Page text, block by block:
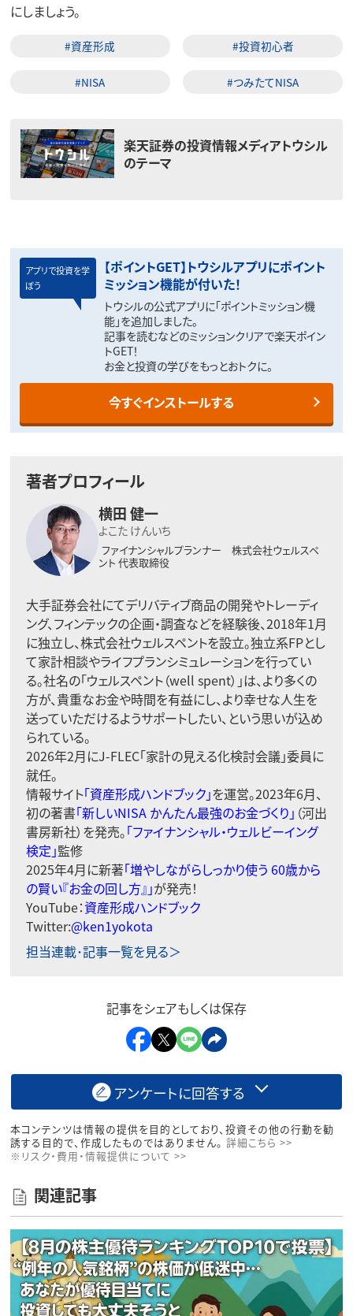
にしましょう。
#資産形成 #投資初心者
#NISA #つみたてNISA
楽天証券の投資情報メディアトウシル
のテーマ
アプリで投資を学
ぼう
【ポイントGET】トウシルアプリにポイント
ミッション機能が付いた！
トウシルの公式アプリに「ポイントミッション機
能」を追加しました。
記事を読むなどのミッションクリアで楽天ポイン
トGET！
お金と投資の学びをもっとおトクに。
今すぐインストールする
著者プロフィール
横田 健一
よこた けんいち
ファイナンシャルプランナー 株式会社ウェルスペ
ント 代表取締役
大手証券会社にてデリバティブ商品の開発やトレーディ
ング、フィンテックの企画・調査などを経験後、2018年1月
に独立し、株式会社ウェルスペントを設立。独立系FPとし
て家計相談やライフプランシミュレーションを行ってい
る。社名の「ウェルスペント（well spent）」は、より多くの
方が、貴重なお金や時間を有益にし、より幸せな人生を
送っていただけるようサポートしたい、という思いが込め
られている。
2026年2月にJ-FLEC「家計の見える化検討会議」委員に
就任。
情報サイト「資産形成ハンドブック」を運営。2023年6月、
初の著書「新しいNISA かんたん最強のお金づくり」 （河出
書房新社）を発売。「ファイナンシャル・ウェルビーイング
検定」監修
2025年4月に新著「増やしながらしっかり使う 60歳から
の賢い『お金の回し方』 」が発売！
YouTube：資産形成ハンドブック
Twitter:@ken1yokota
担当連載･記事一覧を見る＞
記事をシェアもしくは保存
アンケートに回答する
本コンテンツは情報の提供を目的としており、投資その他の行動を勧
誘する目的で、作成したものではありません。 詳細こちら >>
※リスク・費用・情報提供について >>
関連記事